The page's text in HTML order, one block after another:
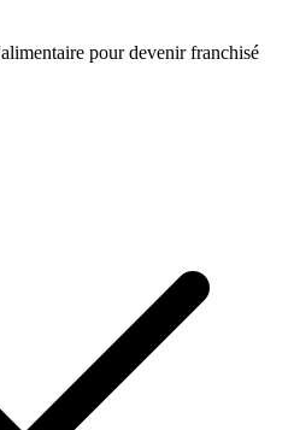
pour devenir franchisé